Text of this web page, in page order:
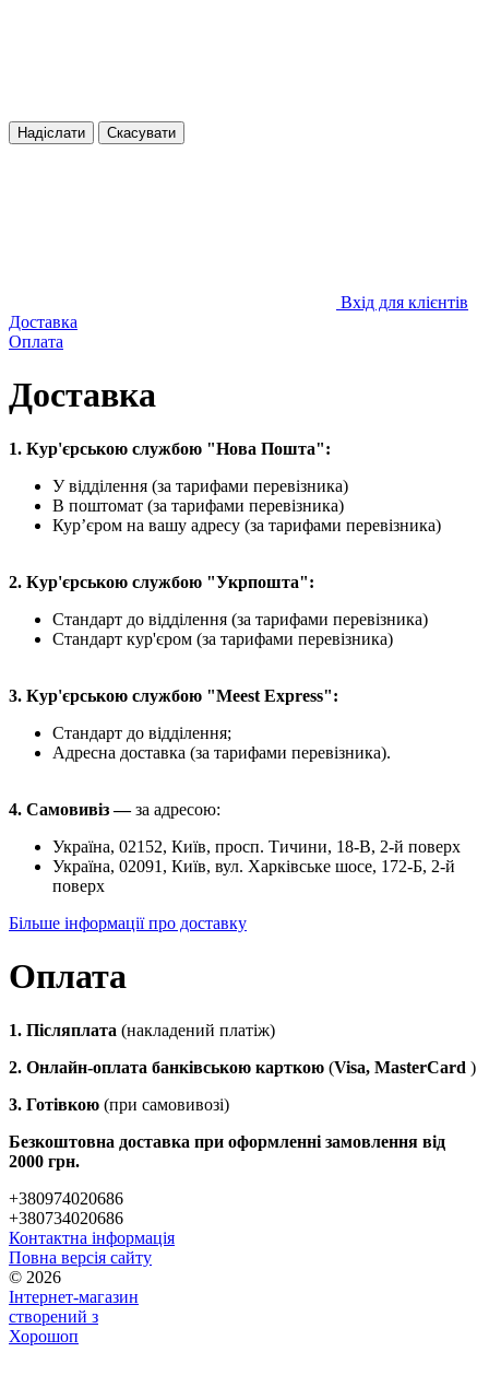
Надіслати Скасувати
Вхід для клієнтів
Доставка
Оплата
Доставка
1. Кур'єрською службою "Нова Пошта":
У відділення (за тарифами перевізника)
В поштомат (за тарифами перевізника)
Кур’єром на вашу адресу (за тарифами перевізника)
2. Кур'єрською службою "Укрпошта":
Стандарт до відділення (за тарифами перевізника)
Стандарт кур'єром (за тарифами перевізника)
3. Кур'єрською службою "Meest Express":
Стандарт до відділення;
Адресна доставка (за тарифами перевізника).
4. Самовивіз —за адресою:
Україна, 02152, Київ, просп. Тичини, 18-В, 2-й поверх
Україна, 02091, Київ, вул. Харківське шосе, 172-Б, 2-й
поверх
Більше інформації про доставку
Оплата
1. Післяплата (накладений платіж)
2. Онлайн-оплата банківською карткою (Visa, MasterCard )
3. Готівкою (при самовивозі)
Безкоштовна доставка при оформленні замовлення від
2000 грн.
+380974020686
+380734020686
Контактна інформація
Повна версія сайту
© 2026
Інтернет-магазин
створений з
Хорошоп